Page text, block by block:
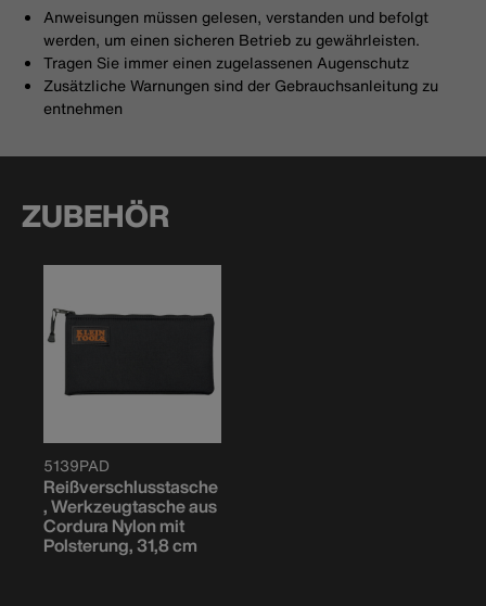
Anweisungen müssen gelesen, verstanden und befolgt
werden, um einen sicheren Betrieb zu gewährleisten.
Tragen Sie immer einen zugelassenen Augenschutz
Zusätzliche Warnungen sind der Gebrauchsanleitung zu
entnehmen
ZUBEHÖR
5139PAD
Reißverschlusstasche
, Werkzeugtasche aus
Cordura Nylon mit
Polsterung, 31,8 cm